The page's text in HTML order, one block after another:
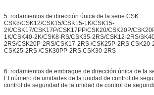
5. rodamientos de dirección única de la serie CSK
CSK8/CSK12/CSK15/CSK15-1K/CSK15-
2K/CSK17/CSK17P/CSK17PP/CSK20/CSK20P/
1K/CSK40-2K/CSK8-RS/CSK35-2RS/CSK12-2RS/
2RS/CSK20P-2RS/CSK17-2RS /CSK25P-2RS
CSK25-2RS /CSK30PP-2RS CSK30-2RS
6. rodamientos de embrague de dirección única de la
El número de unidades de la unidad de control de
control de seguridad de la unidad de control de